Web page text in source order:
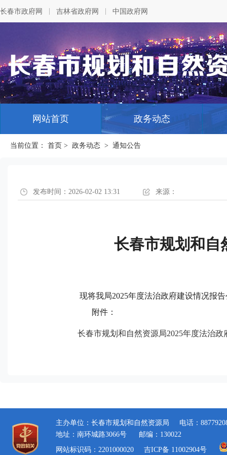
长春市政府网 吉林省政府网 中国政府网
网站首页 政务动态
当前位置： 首页 > 政务动态 > 通知公告
发布时间：2026-02-02 13:31 来源：
长春市规划和自
现将我局2025年度法治政府建设情况报
附件：
长春市规划和自然资源局2025年度法治政
主办单位：长春市规划和自然资源局
电话：
地址：南环城路3066号
邮编：130022
网站标识码：2201000020
吉ICP备 11002904号